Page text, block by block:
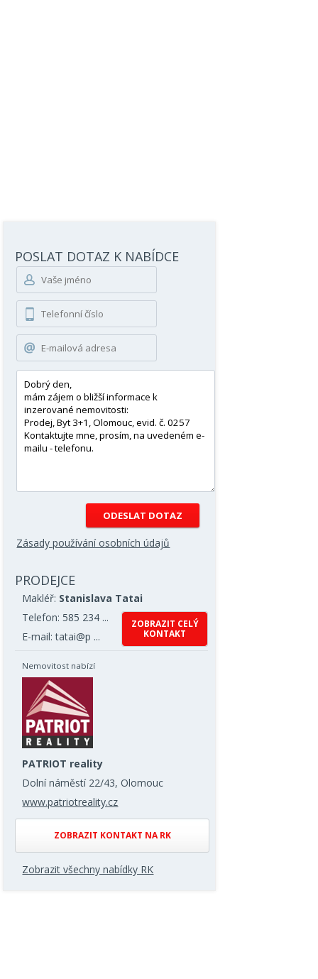
POSLAT DOTAZ K NABÍDCE
Zásady používání osobních údajů
PRODEJCE
Makléř: Stanislava Tatai
Telefon: 585 234 ...
E-mail: tatai@p ...
ZOBRAZIT CELÝ
KONTAKT
Nemovitost nabízí
PATRIOT reality
Dolní náměstí 22/43, Olomouc
www.patriotreality.cz
ZOBRAZIT KONTAKT NA RK
Zobrazit všechny nabídky RK